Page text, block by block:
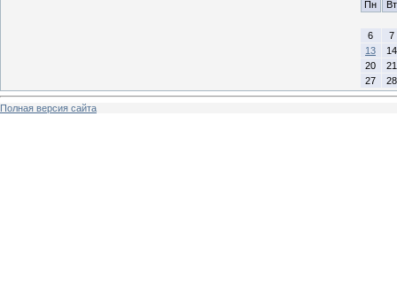
Пн
Вт
6
7
13
14
20
21
27
28
Полная версия сайта